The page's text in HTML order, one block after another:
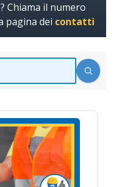
Chiama il numero
pagina dei contatti